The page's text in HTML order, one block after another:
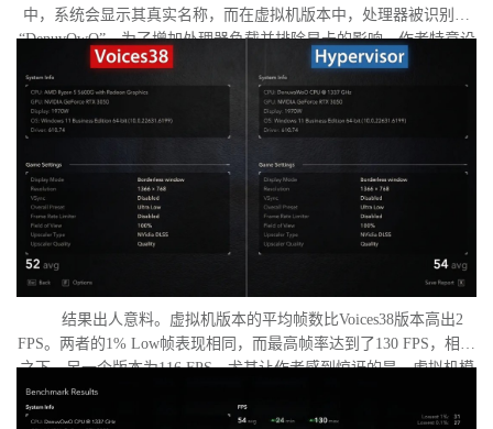
中，系统会显示其真实名称，而在虚拟机版本中，处理器被识别为
“DenuvOwO”。为了增加处理器负载并排除显卡的影响，作者特意设
置了低分辨率，并将所有图形设置调至“极低”模式。两项测试均在相
同条件下进行：内存完整性和基于虚拟化的安全性（VBS）均已关
闭，并且两轮测试之间电脑甚至没有重启。
结果出人意料。虚拟机版本的平均帧数比Voices38版本高出2
FPS。两者的1% Low帧表现相同，而最高帧率达到了130 FPS，相比
之下，另一个版本为116 FPS。尤其让作者感到惊讶的是，虚拟机模
式下的优化竟如此之好。从理论上讲，额外的虚拟化层应该会给处
理器带来负担并降低性能，但实际上并没有发生这种情况。